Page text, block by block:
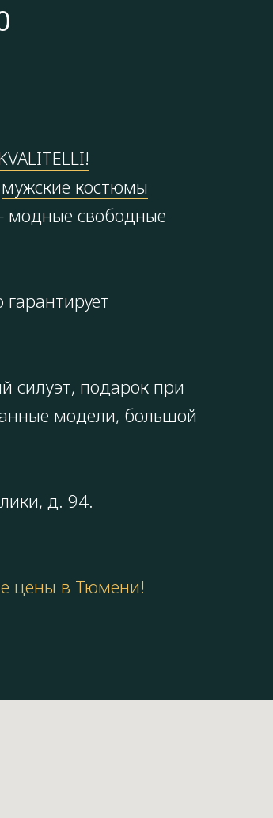
мужские костюмы
модные свободные
силуэт, подарок при
модели, большой
д. 94.
цены в Тюмени!